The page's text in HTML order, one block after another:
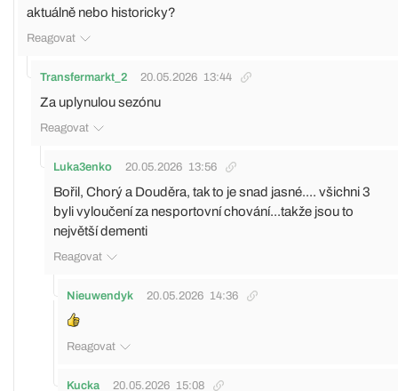
aktuálně nebo historicky?
Reagovat
Transfermarkt_2 20.05.2026 13:44
Za uplynulou sezónu
Reagovat
Luka3enko 20.05.2026 13:56
Bořil, Chorý a Douděra, tak to je snad jasné.... všichni 3
byli vyloučení za nesportovní chování...takže jsou to
největší dementi
Reagovat
Nieuwendyk 20.05.2026 14:36
Reagovat
Kucka 20.05.2026 15:08